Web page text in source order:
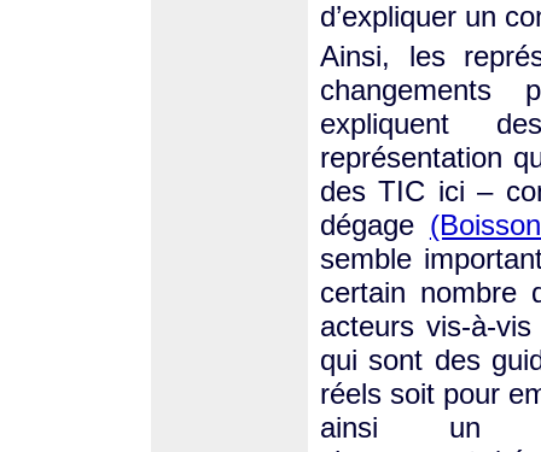
d’expliquer un
Ainsi, les
changements
expliquent
représentation
des TIC ici –
dégage
semble
certain nombre
acteurs vis-à-
qui sont des
réels soit pour
ainsi un